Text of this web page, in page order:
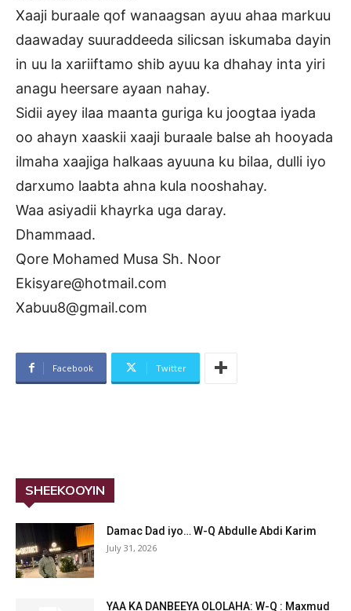
Xaaji buraale qof wanaagsan ayuu ahaa markuu
daawaday suuraddeeda silicsan iskumaba dayin
in uu la xariiftamo shib ayuu ka dhahay inta yiri
anagu heersare ayaan nahay.
Sidii ayey ilaa maanta guriga ku joogtaa iyada
oo ahayn xaaskii xaaji buraale balse ah hooyada
ilmaha xaajiga halkaas ayuuna ku bilaa, dulli iyo
darxumo laabta ahna kula nooshahay.
Waa asiyadii khayrka uga daray.
Dhammaad.
Qore Mohamed Musa Sh. Noor
Ekisyare@hotmail.com
Xabuu8@gmail.com
Facebook Twitter
SHEEKOOYIN
Damac Dad iyo… W-Q Abdulle Abdi Karim
July 31, 2026
YAA KA DANBEEYA OLOLAHA: W-Q : Maxmud